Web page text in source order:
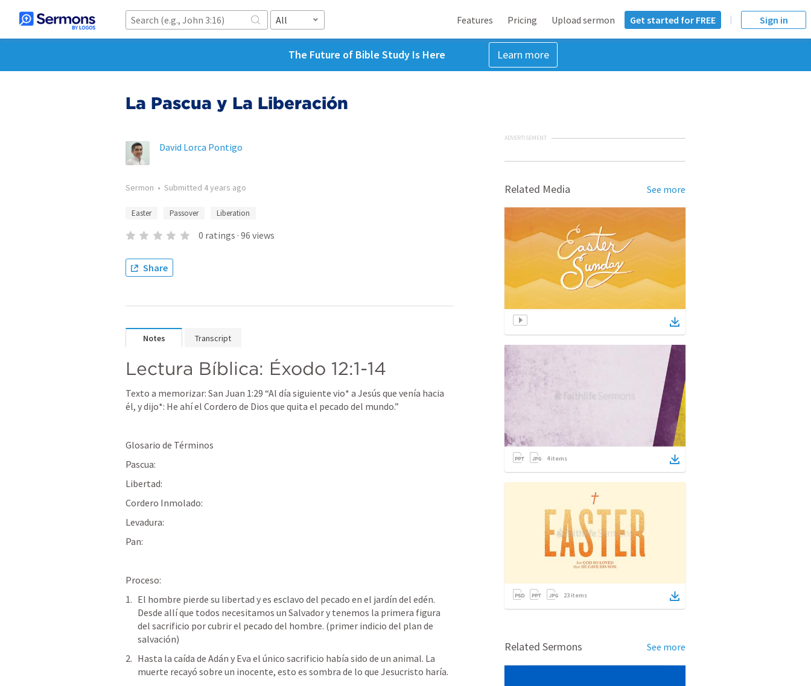
All Features Pricing Upload sermon Get started for FREE Sign in
The Future of Bible Study Is Here Learn more
La Pascua y La Liberación
David Lorca Pontigo
Sermon • Submitted 4 years ago
Easter Passover Liberation
0 ratings · 96 views
Share
Notes Transcript
Lectura Bíblica: Éxodo 12:1-14
Texto a memorizar: San Juan 1:29 “Al día siguiente vio* a Jesús que venía hacia
él, y dijo*: He ahí el Cordero de Dios que quita el pecado del mundo.”
Glosario de Términos
Pascua:
Libertad:
Cordero Inmolado:
Levadura:
Pan:
Proceso:
El hombre pierde su libertad y es esclavo del pecado en el jardín del edén.
Desde allí que todos necesitamos un Salvador y tenemos la primera figura
del sacrificio por cubrir el pecado del hombre. (primer indicio del plan de
salvación)
Hasta la caída de Adán y Eva el único sacrificio había sido de un animal. La
muerte recayó sobre un inocente, esto es sombra de lo que Jesucristo haría.
ADVERTISEMENT
Related Media See more
4items
23 items
Related Sermons See more